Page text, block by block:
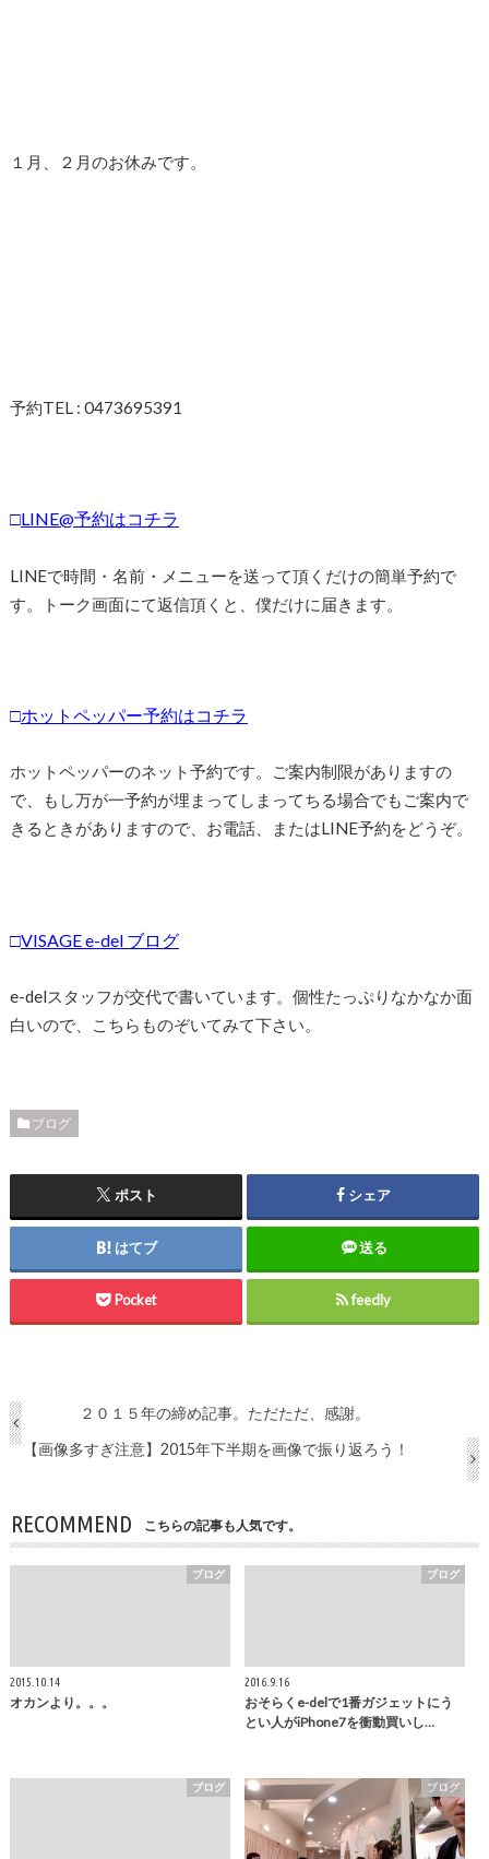
１月、２月のお休みです。
予約TEL : 0473695391
□LINE@予約はコチラ
LINEで時間・名前・メニューを送って頂くだけの簡単予約で
す。トーク画面にて返信頂くと、僕だけに届きます。
□ホットペッパー予約はコチラ
ホットペッパーのネット予約です。ご案内制限がありますの
で、もし万が一予約が埋まってしまってちる場合でもご案内で
きるときがありますので、お電話、またはLINE予約をどうぞ。
□VISAGE e-del ブログ
e-delスタッフが交代で書いています。個性たっぷりなかなか面
白いので、こちらものぞいてみて下さい。
ブログ
ポスト シェア
はてブ 送る
Pocket feedly
２０１５年の締め記事。ただただ、感謝。
【画像多すぎ注意】2015年下半期を画像で振り返ろう！
RECOMMEND こちらの記事も人気です。
ブログ
2015.10.14
オカンより。。。
ブログ
2016.9.16
おそらくe-delで1番ガジェットにう
とい人がiPhone7を衝動買いし…
ブログ ブログ